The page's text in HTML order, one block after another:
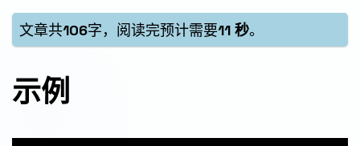
文章共106字，阅读完预计需要11 秒。
示例